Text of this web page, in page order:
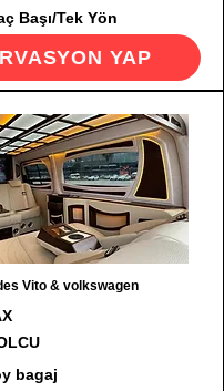
Başı/Tek Yön
YAP
Vito & volkswagen
bagaj